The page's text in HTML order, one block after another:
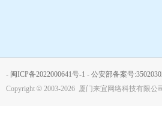
- 闽ICP备2022000641号-1 - 公安部备案号
Copyright © 2003-2026 厦门来宜网络科技有限公